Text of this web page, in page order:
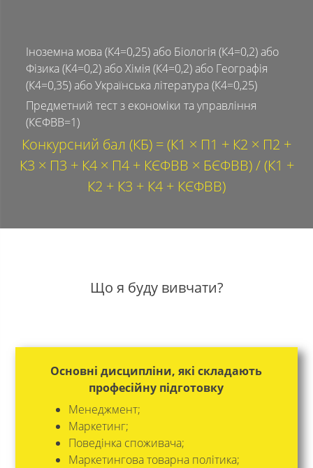
Іноземна мова (К4=0,25) або Біологія (К4=0,2) або
Фізика (К4=0,2) або Хімія (К4=0,2) або Географія
(К4=0,35) або Українська література (К4=0,25)
Предметний тест з економіки та управління
(КЄФВВ=1)
Конкурсний бал (КБ) = (К1 × П1 + К2 × П2 +
К3 × П3 + К4 × П4 + КЄФВВ × БЄФВВ) / (К1 +
К2 + К3 + К4 + КЄФВВ)
Що я буду вивчати?
Основні дисципліни, які складають
професійну підготовку
Менеджмент;
Маркетинг;
Поведінка споживача;
Маркетингова товарна політика;